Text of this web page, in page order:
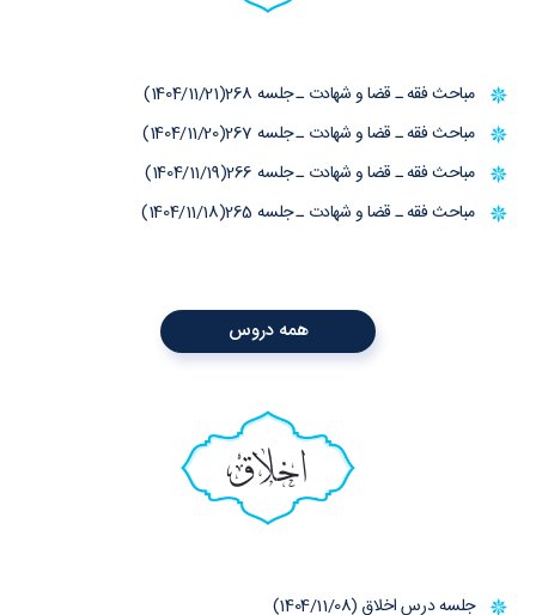
مباحث فقه ـ قضا و شهادت ـ جلسه 268(1404/11/21)
مباحث فقه ـ قضا و شهادت ـ جلسه 267(1404/11/20)
مباحث فقه ـ قضا و شهادت ـ جلسه 266(1404/11/19)
مباحث فقه ـ قضا و شهادت ـ جلسه 265(1404/11/18)
همه دروس
اخلاق
جلسه درس اخلاق (1404/11/08)